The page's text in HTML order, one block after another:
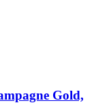
Gold,